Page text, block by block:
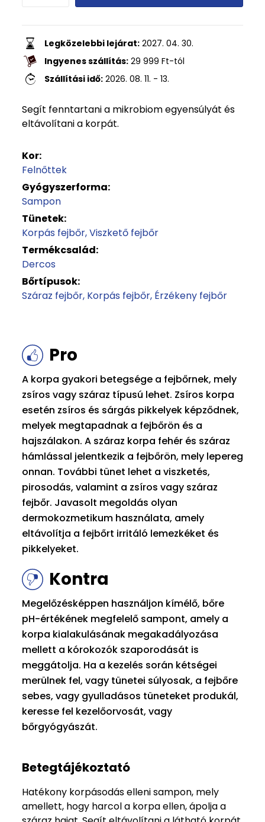
Legközelebbi lejárat: 2027. 04. 30.
Ingyenes szállítás: 29 999 Ft-tól
Szállítási idő: 2026. 08. 11. - 13.
Segít fenntartani a mikrobiom egyensúlyát és
eltávolítani a korpát.
Kor:
Felnőttek
Gyógyszerforma:
Sampon
Tünetek:
Korpás fejbőr Viszkető fejbőr
Termékcsalád:
Dercos
Bőrtípusok:
Száraz fejbőr Korpás fejbőr Érzékeny fejbőr
Pro
A korpa gyakori betegsége a fejbőrnek, mely
zsíros vagy száraz típusú lehet. Zsíros korpa
esetén zsíros és sárgás pikkelyek képződnek,
melyek megtapadnak a fejbőrön és a
hajszálakon. A száraz korpa fehér és száraz
hámlással jelentkezik a fejbőrön, mely lepereg
onnan. További tünet lehet a viszketés,
pirosodás, valamint a zsíros vagy száraz
fejbőr. Javasolt megoldás olyan
dermokozmetikum használata, amely
eltávolítja a fejbőrt irritáló lemezkéket és
pikkelyeket.
Kontra
Megelőzésképpen használjon kímélő, bőre
pH-értékének megfelelő sampont, amely a
korpa kialakulásának megakadályozása
mellett a kórokozók szaporodását is
meggátolja. Ha a kezelés során kétségei
merülnek fel, vagy tünetei súlyosak, a fejbőre
sebes, vagy gyulladásos tüneteket produkál,
keresse fel kezelőorvosát, vagy
bőrgyógyászát.
Betegtájékoztató
Hatékony korpásodás elleni sampon, mely
amellett, hogy harcol a korpa ellen, ápolja a